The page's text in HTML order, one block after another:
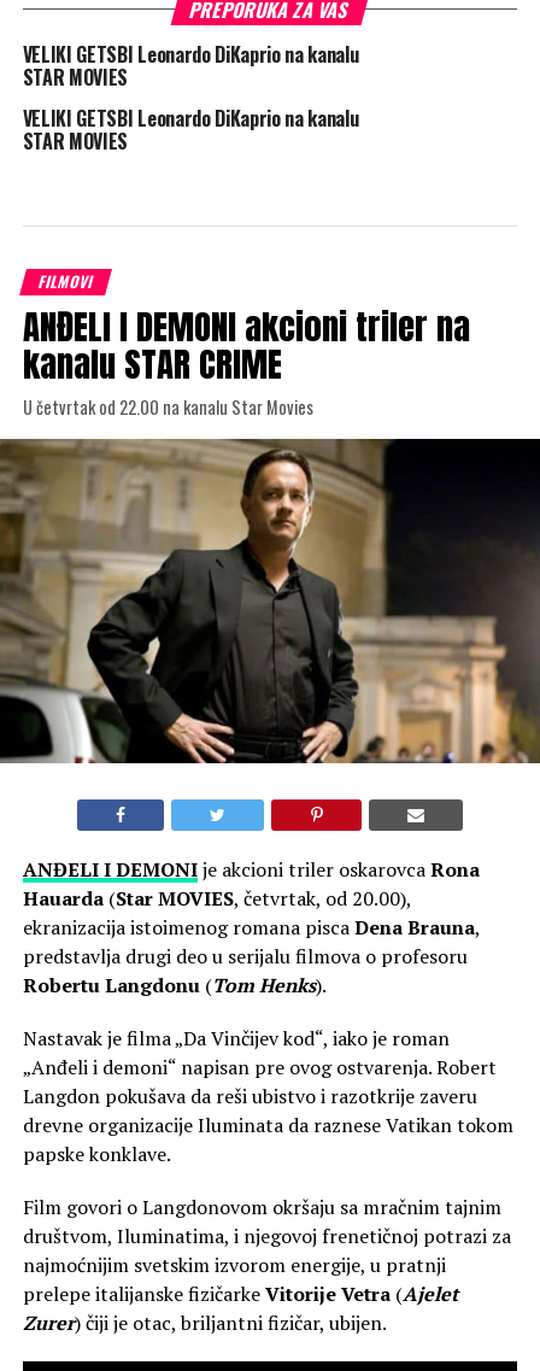
PREPORUKA ZA VAS
VELIKI GETSBI Leonardo DiKaprio na kanalu
STAR MOVIES
VELIKI GETSBI Leonardo DiKaprio na kanalu
STAR MOVIES
FILMOVI
ANĐELI I DEMONI akcioni triler na
kanalu STAR CRIME
U četvrtak od 22.00 na kanalu Star Movies
ANĐELI I DEMONIje akcioni triler oskarovcaRona
Hauarda(StarMOVIES, četvrtak, od 20.00),
ekranizacija istoimenog romana piscaDena Brauna,
predstavlja drugi deo u serijalu filmova o profesoru
Robertu Langdonu(Tom Henks).
Nastavak je filma „Da Vinčijev kod“, iako je roman
„Anđeli i demoni“ napisan pre ovog ostvarenja. Robert
Langdon pokušava da reši ubistvo i razotkrije zaveru
drevne organizacije Iluminata da raznese Vatikan tokom
papske konklave.
Film govori o Langdonovom okršaju sa mračnim tajnim
društvom, Iluminatima, i njegovoj frenetičnoj potrazi za
najmoćnijim svetskim izvorom energije, u pratnji
prelepe italijanske fizičarkeVitorije Vetra(Ajelet
Zurer) čiji je otac, briljantni fizičar, ubijen.